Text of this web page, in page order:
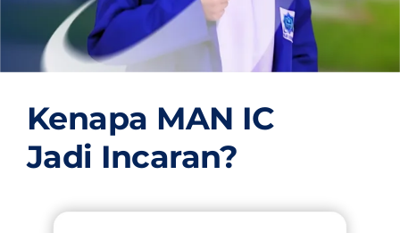
CONTACT US
Kenapa MAN IC
Jadi Incaran?